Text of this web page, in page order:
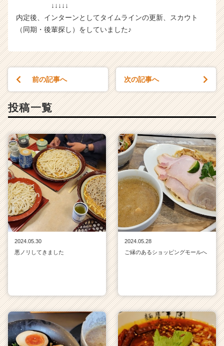
↓↓↓↓↓
内定後、インターンとしてタイムラインの更新、スカウト
（同期・後輩探し）をしていました♪
前の記事へ 次の記事へ
投稿一覧
2024.05.30
悪ノリしてきました
2024.05.28
ご縁のあるショッピングモールへ